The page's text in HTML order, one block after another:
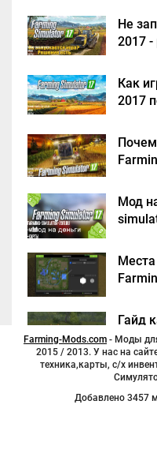
Не
2017
Как
2017
Мод
Места
Гайд
Farming-Mods.com
2015 / 2013. У нас на сайте можно найти много новых модов:
техника,карты, с/х инвентарь, русская техника для Фермер
Добавлено 3457